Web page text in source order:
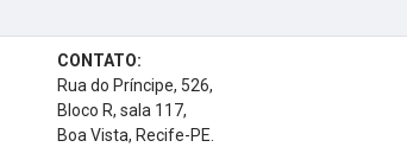
CONTATO:
Rua do Príncipe, 526,
Bloco R, sala 117,
Boa Vista, Recife-PE.